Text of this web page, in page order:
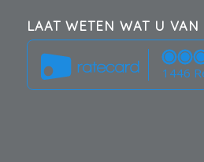
LAAT WETEN WAT U
1446